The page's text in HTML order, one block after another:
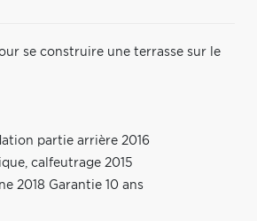
se construire une terrasse sur le
partie arrière 2016
calfeutrage 2015
2018 Garantie 10 ans